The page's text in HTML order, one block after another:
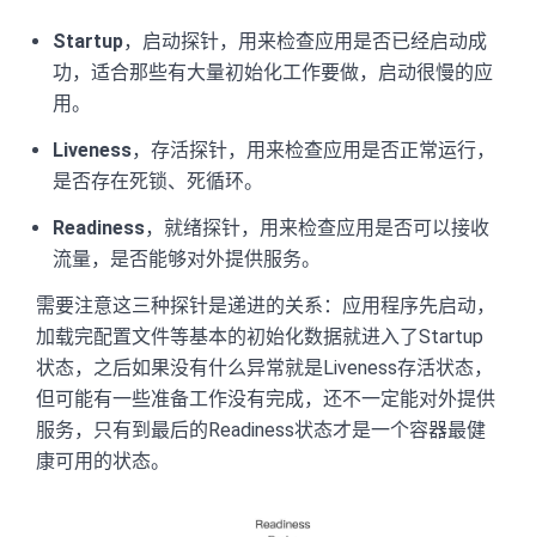
Startup，启动探针，用来检查应用是否已经启动成
功，适合那些有大量初始化工作要做，启动很慢的应
用。
Liveness，存活探针，用来检查应用是否正常运行，
是否存在死锁、死循环。
Readiness，就绪探针，用来检查应用是否可以接收
流量，是否能够对外提供服务。
需要注意这三种探针是递进的关系：应用程序先启动，
加载完配置文件等基本的初始化数据就进入了Startup
状态，之后如果没有什么异常就是Liveness存活状态，
但可能有一些准备工作没有完成，还不一定能对外提供
服务，只有到最后的Readiness状态才是一个容器最健
康可用的状态。